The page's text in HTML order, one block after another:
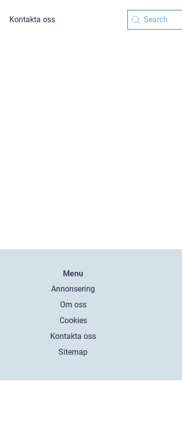
Kontakta oss
Menu
Annonsering
Om oss
Cookies
Kontakta oss
Sitemap